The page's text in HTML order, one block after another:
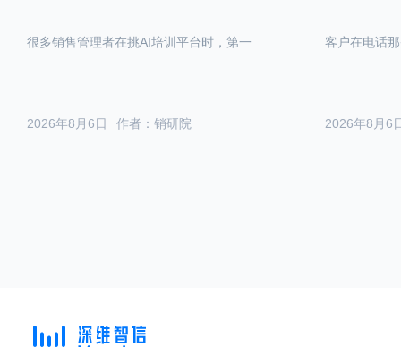
作者：销研院
2026年8月6日
很多销售管理者在挑AI培训平台时，第一
2026年8月6
客户在电话